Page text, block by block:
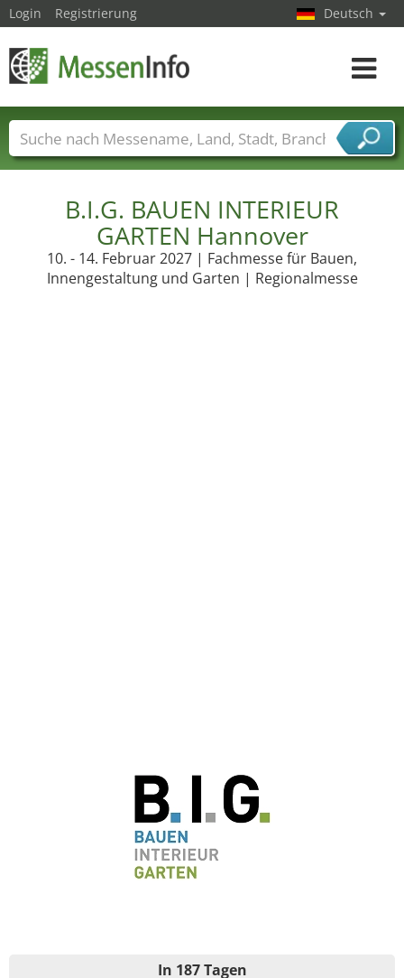
B.I.G. BAUEN INTERIEUR
GARTEN Hannover
10. - 14. Februar 2027 | Fachmesse für Bauen,
Innengestaltung und Garten | Regionalmesse
In 187 Tagen
Login Registrierung Deutsch
Toggle
Messenamen Länder Städte
Branchen